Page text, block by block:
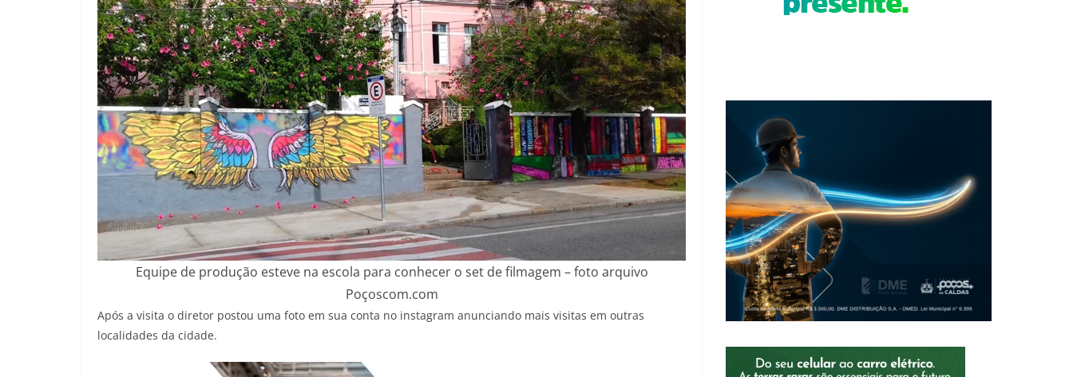
Equipe de produção esteve na escola para conhecer o set de filmagem – foto arquivo
Poçoscom.com
Após a visita o diretor postou uma foto em sua conta no instagram anunciando mais visitas em outras
localidades da cidade.